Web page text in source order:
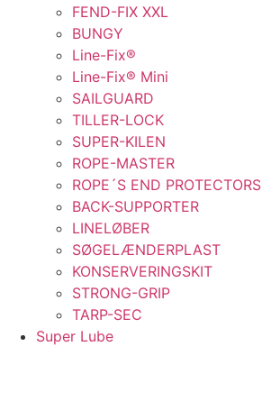
FEND-FIX XXL
BUNGY
Line-Fix®
Line-Fix® Mini
SAILGUARD
TILLER-LOCK
SUPER-KILEN
ROPE-MASTER
ROPE´S END PROTECTORS
BACK-SUPPORTER
LINELØBER
SØGELÆNDERPLAST
KONSERVERINGSKIT
STRONG-GRIP
TARP-SEC
Super Lube